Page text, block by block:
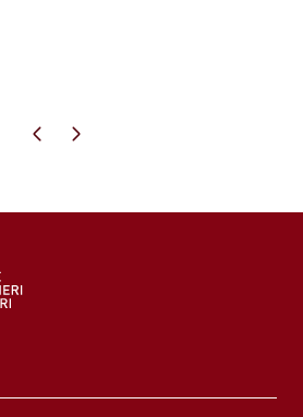
precedente
Pagina successiva